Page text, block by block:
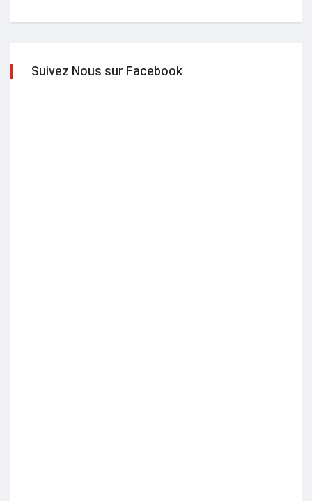
Suivez Nous sur Facebook